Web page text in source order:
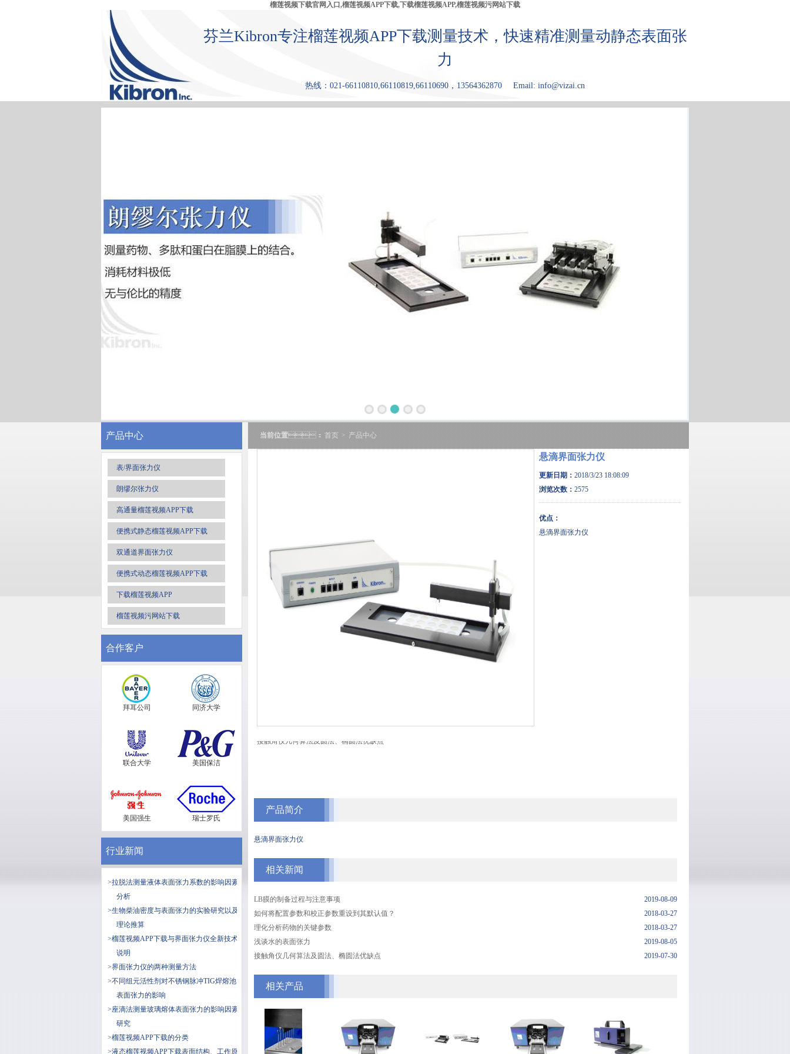
榴莲视频下载官网入口,榴莲视频APP下载,下载榴莲视频APP,榴莲视频污网站下载
芬兰Kibron专注榴莲视频APP下载测量技术，快速精准测量动静态表面张
力
热线：021-66110810,66110819,66110690，13564362870 Email: info@vizai.cn
首 页 产品中心 张力仪 下载榴莲视 榴莲视频污 原理和优点 应用介绍 关于Kibron 论文
产品中心
表/界面张力仪
朗缪尔张力仪
高通量榴莲视频APP下载
便携式静态榴莲视频APP下载
双通道界面张力仪
便携式动态榴莲视频APP下载
下载榴莲视频APP
榴莲视频污网站下载
合作客户
拜耳公司 同济大学
联合大学 美国保洁
美国强生 瑞士罗氏
行业新闻
>拉脱法测量液体表面张力系数的影响因素
分析
>生物柴油密度与表面张力的实验研究以及
理论推算
>榴莲视频APP下载与界面张力仪全新技术
说明
>界面张力仪的两种测量方法
>不同组元活性剂对不锈钢脉冲TIG焊熔池
表面张力的影响
>座滴法测量玻璃熔体表面张力的影响因素
研究
>榴莲视频APP下载的分类
>液态榴莲视频APP下载表面结构、工作原
当前位置： 首页 > 产品中心
接触角仪几何算法及圆法、椭圆法优缺点
悬滴界面张力仪
更新日期： 2018/3/23 18:08:09
浏览次数： 2575
优点：
悬滴界面张力仪
产品简介
悬滴界面张力仪
相关新闻
2019-08-09
LB膜的制备过程与注意事项
2018-03-27
如何将配置参数和校正参数重设到其默认值？
2018-03-27
理化分析药物的关键参数
2019-08-05
浅谈水的表面张力
2019-07-30
接触角仪几何算法及圆法、椭圆法优缺点
相关产品